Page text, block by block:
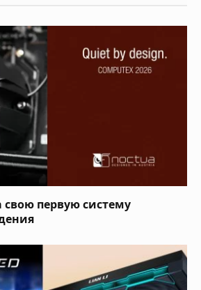
свою первую систему